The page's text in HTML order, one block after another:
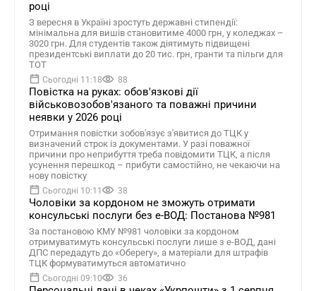
році
З вересня в Україні зростуть державні стипендії:
мінімальна для вишів становитиме 4000 грн, у коледжах –
3020 грн. Для студентів також діятимуть підвищені
президентські виплати до 20 тис. грн, гранти та пільги для
ТОТ
Сьогодні 11:18 88
Повістка на руках: обов'язкові дії
військовозобов'язаного та поважні причини
неявки у 2026 році
Отримання повістки зобов'язує з'явитися до ТЦК у
визначений строк із документами. У разі поважної
причини про неприбуття треба повідомити ТЦК, а після
усунення перешкод – прибути самостійно, не чекаючи на
нову повістку
Сьогодні 10:11 38
Чоловіки за кордоном не зможуть отримати
консульські послуги без е-ВОД: Постанова №981
За постановою КМУ №981 чоловіки за кордоном
отримуватимуть консульські послуги лише з е-ВОД, дані
ДПС передадуть до «Оберегу», а матеріали для штрафів
ТЦК формуватимуться автоматично
Сьогодні 09:10 36